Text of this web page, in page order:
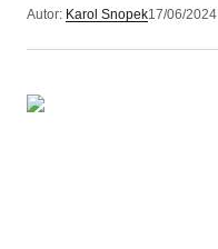
Autor: Karol Snopek17/06/2024